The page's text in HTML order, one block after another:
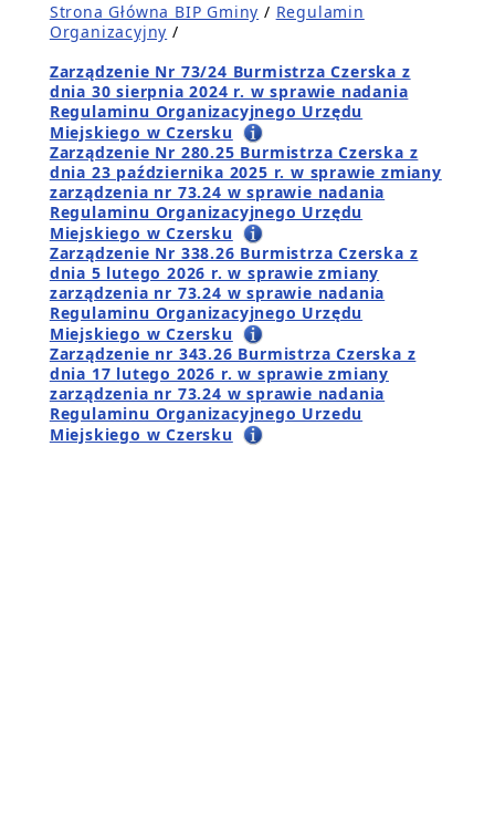
Strona Główna BIP Gminy / Regulamin
Organizacyjny /
Zarządzenie Nr 73/24 Burmistrza Czerska z
dnia 30 sierpnia 2024 r. w sprawie nadania
Regulaminu Organizacyjnego Urzędu
Miejskiego w Czersku
Zarządzenie Nr 280.25 Burmistrza Czerska z
dnia 23 października 2025 r. w sprawie zmiany
zarządzenia nr 73.24 w sprawie nadania
Regulaminu Organizacyjnego Urzędu
Miejskiego w Czersku
Zarządzenie Nr 338.26 Burmistrza Czerska z
dnia 5 lutego 2026 r. w sprawie zmiany
zarządzenia nr 73.24 w sprawie nadania
Regulaminu Organizacyjnego Urzędu
Miejskiego w Czersku
Zarządzenie nr 343.26 Burmistrza Czerska z
dnia 17 lutego 2026 r. w sprawie zmiany
zarządzenia nr 73.24 w sprawie nadania
Regulaminu Organizacyjnego Urzedu
Miejskiego w Czersku